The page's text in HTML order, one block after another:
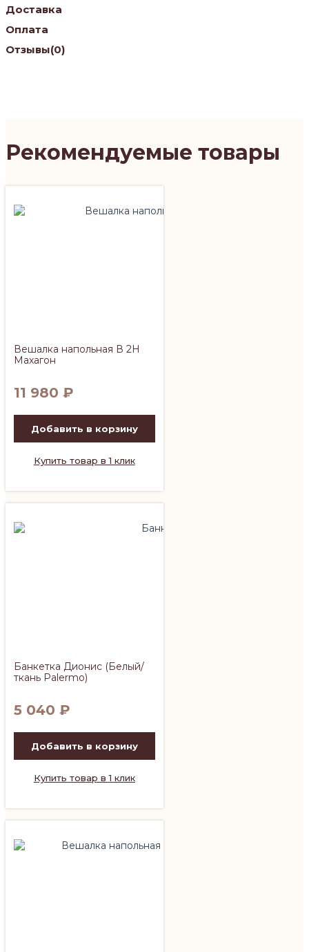
Доставка
Оплата
Отзывы(0)
Рекомендуемые товары
Вешалка напольная В 2Н
Махагон
11 980 ₽
Добавить в корзину
Купить товар в 1 клик
Банкетка Дионис (Белый/
ткань Palermo)
5 040 ₽
Добавить в корзину
Купить товар в 1 клик